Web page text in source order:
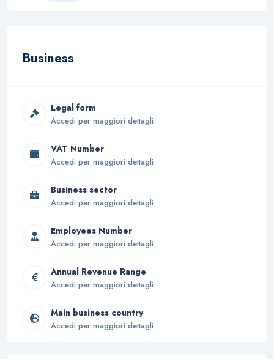
Business
Legal form
Accedi per maggiori dettagli
VAT Number
Accedi per maggiori dettagli
Business sector
Accedi per maggiori dettagli
Employees Number
Accedi per maggiori dettagli
Annual Revenue Range
Accedi per maggiori dettagli
Main business country
Accedi per maggiori dettagli